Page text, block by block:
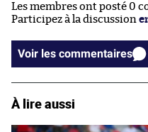
Les membres ont posté 0
Participez à la discussion
Voir les commentaires
À lire aussi